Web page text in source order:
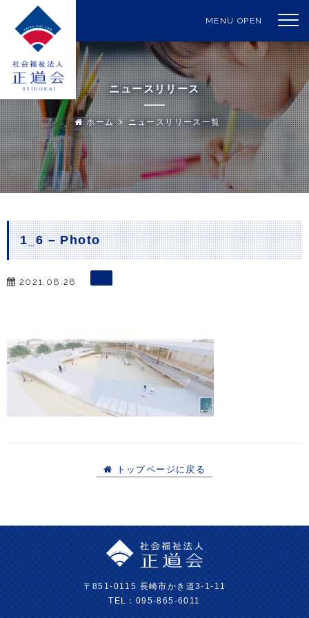
MENU OPEN
ニュースリリース
ホーム ニュースリリース一覧
1_6 – Photo
2021.08.28
トップページに戻る
〒851-0115 長崎市かき道3-1-11
TEL：095-865-6011